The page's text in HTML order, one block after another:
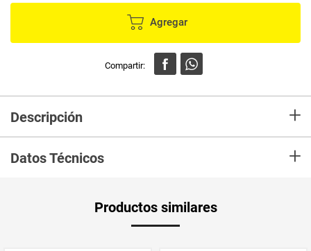
Agregar
Descripción +
Datos Técnicos +
Productos similares